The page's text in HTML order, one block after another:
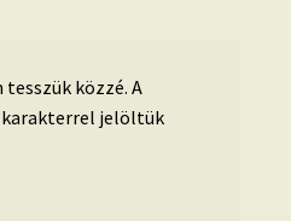
közzé. A
karakterrel jelöltük